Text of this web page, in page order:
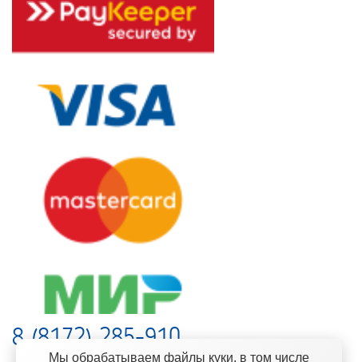
8 (8172) 285-910
Мы обрабатываем файлы куки, в том числе